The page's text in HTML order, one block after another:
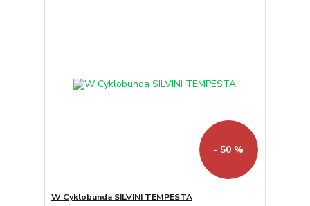
- 50 %
W Cyklobunda SILVINI TEMPESTA